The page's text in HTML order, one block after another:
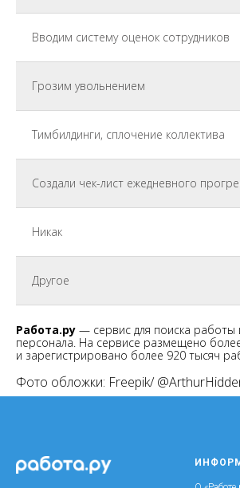
Вводим систему оценок сотрудников
Грозим увольнением
Тимбилдинги, сплочение коллектива
Создали чек-лист ежедневного
Никак
Другое
Работа.ру — сервис для поиска работы
персонала. На сервисе размещено
и зарегистрировано более 920 тысяч
Фото обложки: Freepik/